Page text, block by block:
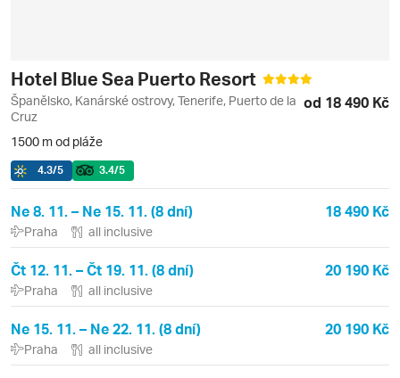
Hotel Blue Sea Puerto Resort
Španělsko, Kanárské ostrovy, Tenerife, Puerto de la
Cruz
od 18 490 Kč
1500 m od pláže
4.3/5 3.4/5
Ne 8. 11. – Ne 15. 11. (8 dní) 18 490 Kč
Praha all inclusive
Čt 12. 11. – Čt 19. 11. (8 dní) 20 190 Kč
Praha all inclusive
Ne 15. 11. – Ne 22. 11. (8 dní) 20 190 Kč
Praha all inclusive